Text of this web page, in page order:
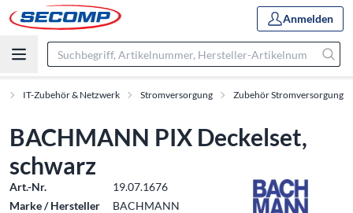
Anmelden
IT-Zubehör & Netzwerk Stromversorgung Zubehör Stromversorgung
BACHMANN PIX Deckelset,
schwarz
Art.-Nr.
19.07.1676
Marke / Hersteller
BACHMANN